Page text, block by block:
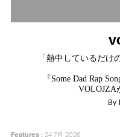
「熱中しているだ
『Some Dad Rap
VOLOJZA
By
Features:24 7月 2026